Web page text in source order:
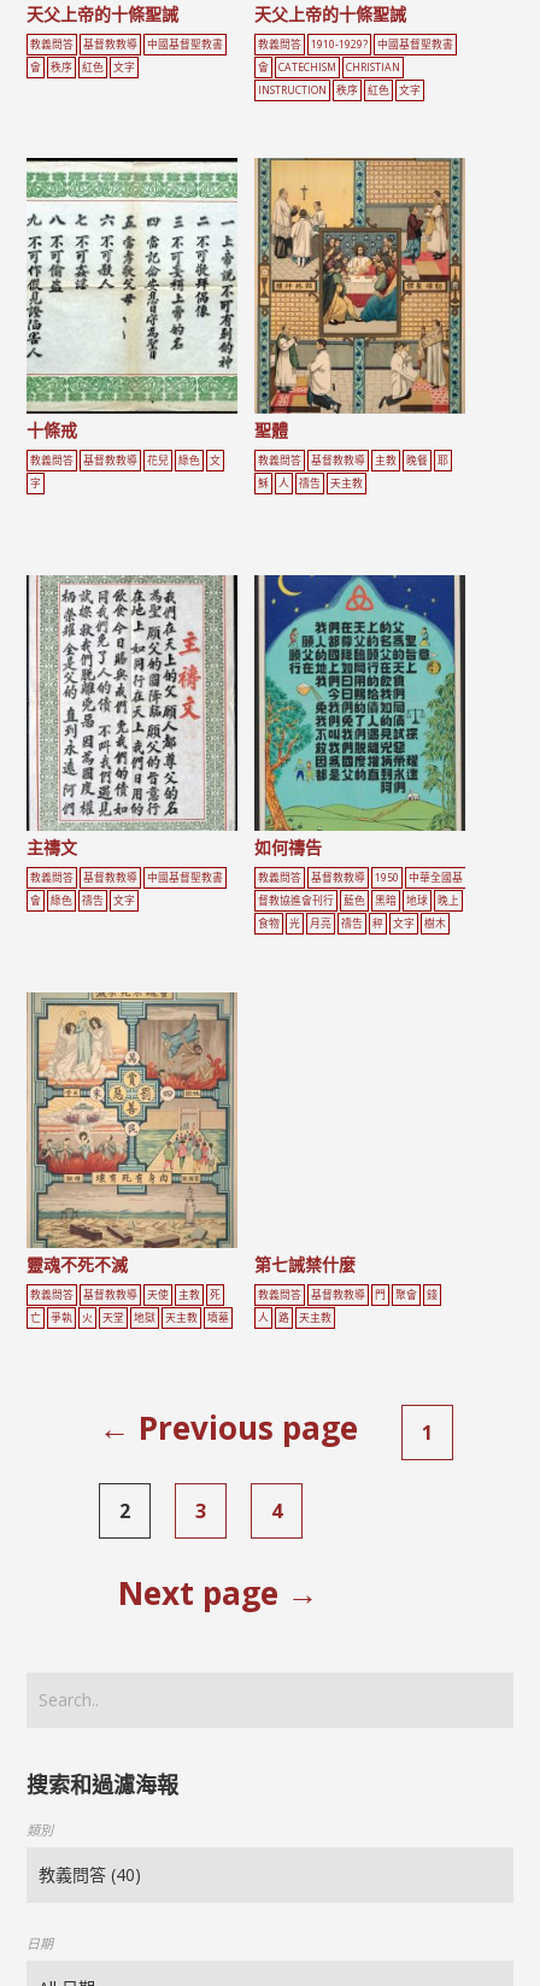
天父上帝的十條聖誡
教義問答 基督教教導
中國基督聖教書
會
秩序 紅色 文字
天父上帝的十條聖誡
教義問答 1910-1929?
中國基督聖教書
會
CATECHISM
CHRISTIAN
INSTRUCTION
秩序 紅色 文字
十條戒
教義問答 基督教教導 花兒 綠色
文
字
聖體
教義問答 基督教教導 主教 晚餐
耶
穌
人 禱告 天主教
主禱文
教義問答 基督教教導
中國基督聖教書
會
綠色 禱告 文字
如何禱告
教義問答 基督教教導 1950
中華全國基
督教協進會刊行
藍色 黑暗 地球
晚上
食物
光 月亮 禱告 秤 文字 樹木
靈魂不死不滅
教義問答 基督教教導 天使 主教
死
亡
爭執 火 天堂 地獄 天主教 墳墓
第七誡禁什麼
教義問答 基督教教導 門 聚會
錢
人
路 天主教
← Previous page 1
2 3 4
Next page →
搜索和過濾海報
類別
日期